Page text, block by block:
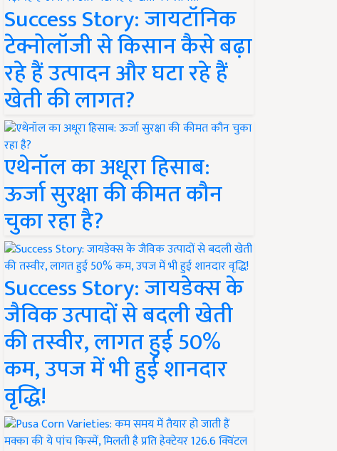
Success Story: जायटॉनिक
टेक्नोलॉजी से किसान कैसे बढ़ा
रहे हैं उत्पादन और घटा रहे हैं
खेती की लागत?
एथेनॉल का अधूरा हिसाब:
ऊर्जा सुरक्षा की कीमत कौन
चुका रहा है?
Success Story: जायडेक्स के
जैविक उत्पादों से बदली खेती
की तस्वीर, लागत हुई 50%
कम, उपज में भी हुई शानदार
वृद्धि!